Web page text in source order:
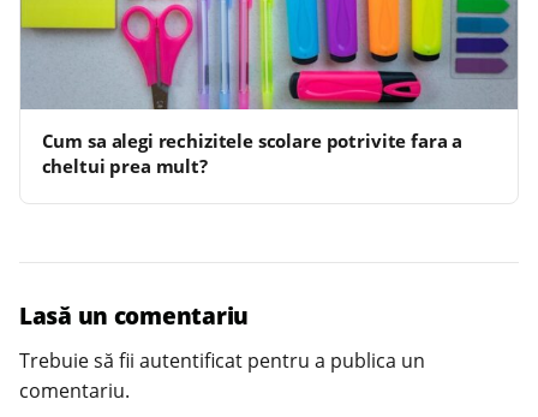
Cum sa alegi rechizitele scolare potrivite fara a
cheltui prea mult?
Lasă un comentariu
Trebuie să fii autentificat pentru a publica un
comentariu.